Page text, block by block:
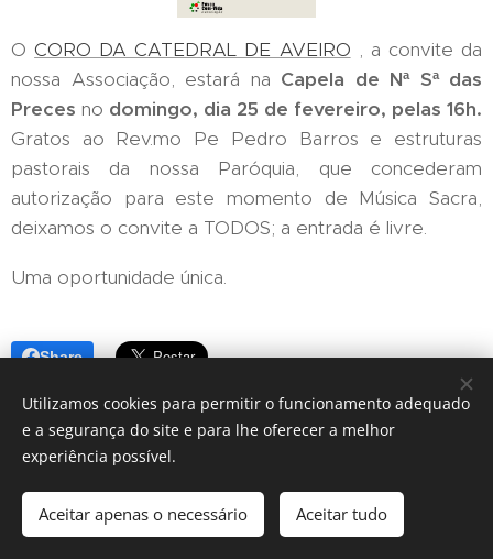
O CORO DA CATEDRAL DE AVEIRO , a convite da
nossa Associação, estará na Capela de Nª Sª das
Preces no domingo, dia 25 de fevereiro, pelas 16h.
Gratos ao Rev.mo Pe Pedro Barros e estruturas
pastorais da nossa Paróquia, que concederam
autorização para este momento de Música Sacra,
deixamos o convite a TODOS; a entrada é livre.
Uma oportunidade única.
Share
Desenvolvido porWebnode Cookies
Utilizamos cookies para permitir o funcionamento adequado
e a segurança do site e para lhe oferecer a melhor
experiência possível.
Aceitar apenas o necessário Aceitar tudo